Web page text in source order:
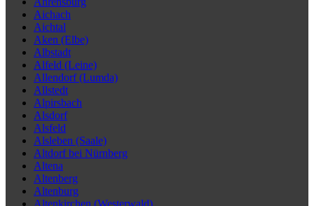
Aichach
Aichtal
Aken (Elbe)
Albstadt
Alfeld (Leine)
Allendorf (Lumda)
Allstedt
Alpirsbach
Alsdorf
Alsfeld
Alsleben (Saale)
Altdorf bei Nürnberg
Altena
Altenberg
Altenburg